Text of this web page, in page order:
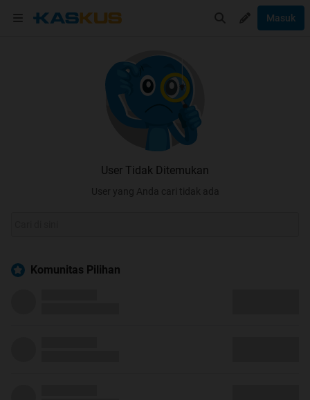
Masuk
User Tidak Ditemukan
User yang Anda cari tidak ada
Komunitas Pilihan